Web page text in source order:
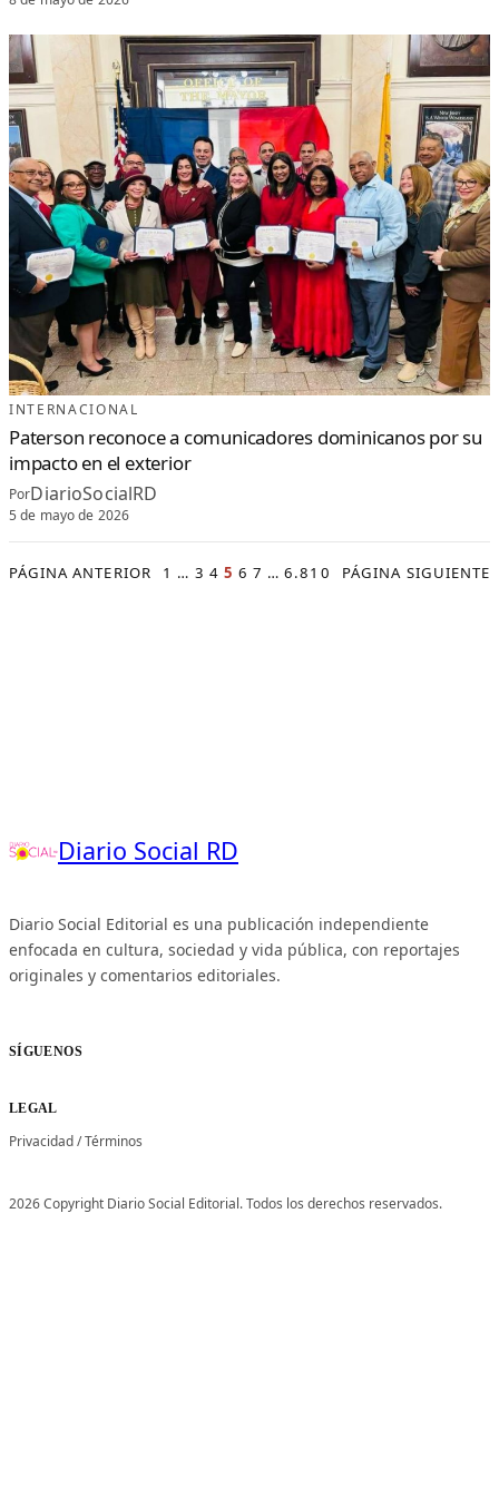
INTERNACIONAL
Paterson reconoce a comunicadores dominicanos por su
impacto en el exterior
PorDiarioSocialRD
5 de mayo de 2026
PÁGINA ANTERIOR 1 … 3 4 5 6 7 … 6.810 PÁGINA SIGUIENTE
Diario Social RD
Diario Social Editorial es una publicación independiente
enfocada en cultura, sociedad y vida pública, con reportajes
originales y comentarios editoriales.
SÍGUENOS
LEGAL
Privacidad/Términos
2026 Copyright Diario Social Editorial. Todos los derechos reservados.